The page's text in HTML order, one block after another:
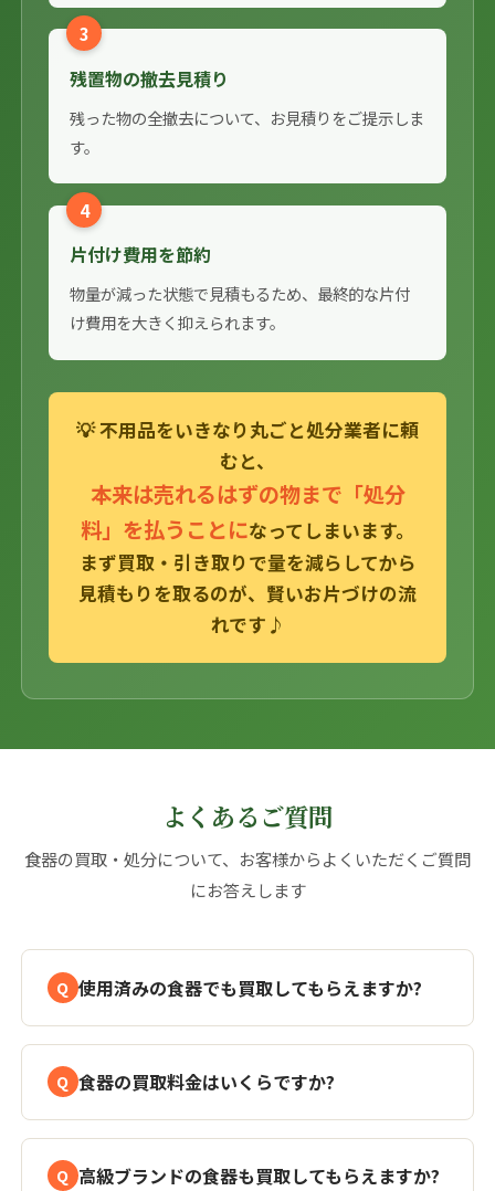
3
残置物の撤去見積り
残った物の全撤去について、お見積りをご提示しま
す。
4
片付け費用を節約
物量が減った状態で見積もるため、最終的な片付
け費用を大きく抑えられます。
💡 不用品をいきなり丸ごと処分業者に頼
むと、
本来は売れるはずの物まで「処分
料」を払うことになってしまいます。
まず買取・引き取りで量を減らしてから
見積もりを取るのが、賢いお片づけの流
れです♪
よくあるご質問
食器の買取・処分について、お客様からよくいただくご質問
にお答えします
使用済みの食器でも買取してもらえますか?
食器の買取料金はいくらですか?
高級ブランドの食器も買取してもらえますか?